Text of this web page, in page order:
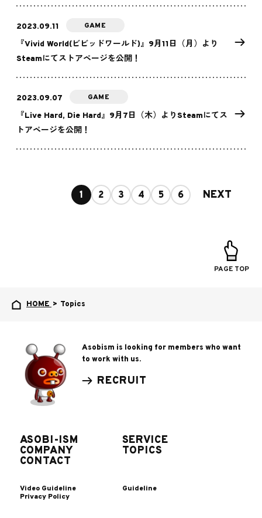
2023.09.11 GAME
『Vivid World(ビビッドワールド)』9月11日（月）より
Steamにてストアページを公開！
2023.09.07 GAME
『Live Hard, Die Hard』9月7日（木）よりSteamにてス
トアページを公開！
1 2 3 4 5 6 NEXT
PAGE TOP
HOME > Topics
Asobism is looking for members who want
to work with us.
RECRUIT
ASOBI-ISM SERVICE
COMPANY TOPICS
CONTACT
Video Guideline
Guideline
Privacy Policy